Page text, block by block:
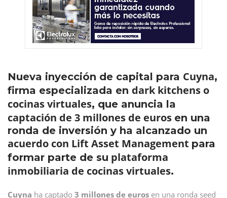
Nueva inyección de capital para Cuyna,
firma especializada en dark kitchens o
cocinas virtuales, que anuncia la
captación de 3 millones de euros en una
ronda de inversión y ha alcanzado un
acuerdo con Lift Asset Management para
formar parte de su plataforma
inmobiliaria de cocinas virtuales.
Cuyna ha captado 3 millones de euros en una ronda seed